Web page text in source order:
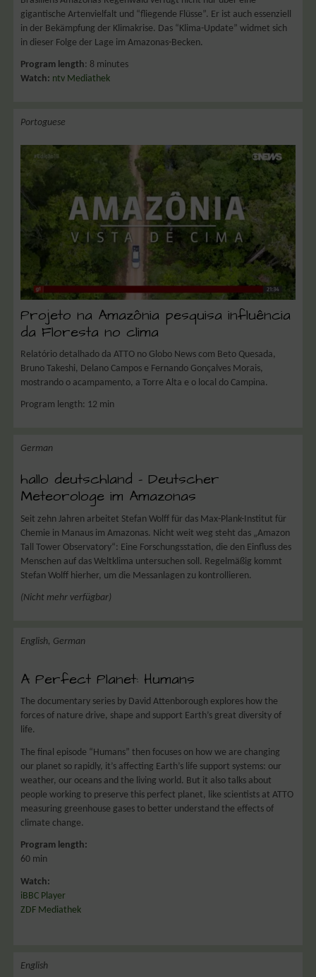
gigantische Artenvielfalt und “fliegende Flüsse”. Er ist auch essenziell
in der Bekämpfung der Klimakrise. Das “Klima-Update” widmet sich
in dieser Folge der Lage im Amazonas-Becken.
Program length: 8 minutes
Watch: ntv Mediathek
Portoguese
Projeto na Amazônia pesquisa influência
da Floresta no clima
Relatório detalhado da ATTO no Globo News com Beto Quesada,
Bruno Takeshi, Delano Campos e Fernando Gonçalves Morais,
mostrando o acampamento, a Torre Alta e o local do Campina.
Program length: 12 min
German
hallo deutschland – Deutscher
Meteorologe im Amazonas
Seit zehn Jahren arbeitet Stefan Wolff für das Max-Plank-Institut für
Chemie in Manaus im Amazonas. Nicht weit weg steht das „Amazon
Tall Tower Observatory“: Eine Forschungsstation, die den Einfluss des
Menschen auf das Weltklima untersuchen soll. Regelmäßig kommt
Stefan Wolff hierher, um die Messanlagen zu kontrollieren.
(Nicht mehr verfügbar)
English, German
A Perfect Planet: Humans
The documentary series by David Attenborough explores how the
forces of nature drive, shape and support Earth’s great diversity of
life.
The final episode “Humans” then focuses on how we are changing
our planet so rapidly, it’s affecting Earth’s life support systems: our
weather, our oceans and the living world. But it also talks about
people working to preserve this perfect planet, like scientists at ATTO
measuring greenhouse gases to better understand the effects of
climate change.
Program length:
60 min
Watch:
iBBC Player
ZDF Mediathek
English